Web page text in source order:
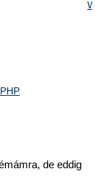
PHP
de eddig